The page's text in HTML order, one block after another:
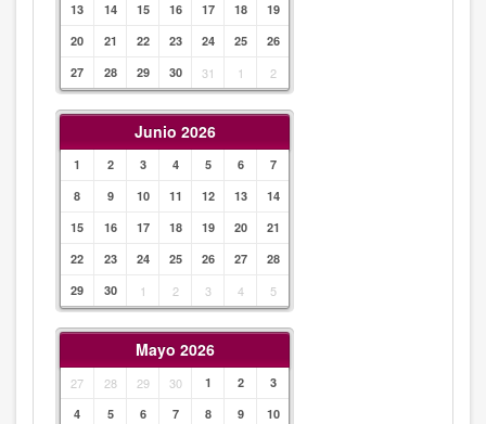
13
14 15 16 17 18
19
20
21 22 23 24 25
26
27
28 29 30 31 1 2
Junio 2026
1 2 3 4 5 6
7
8
9 10 11 12 13
14
15
16 17 18 19 20
21
22
23 24 25 26 27
28
29
30 1 2 3 4 5
Mayo 2026
27 28 29 30 1 2
3
4
5 6 7 8 9
10